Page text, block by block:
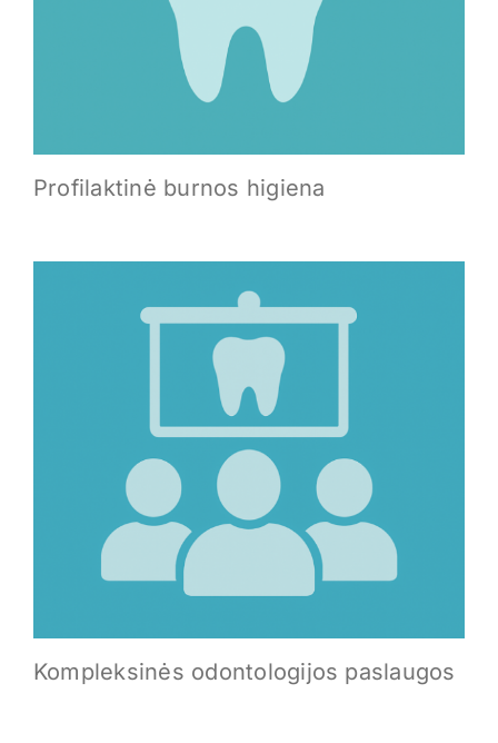
Profilaktinė burnos higiena
Kompleksinės odontologijos paslaugos